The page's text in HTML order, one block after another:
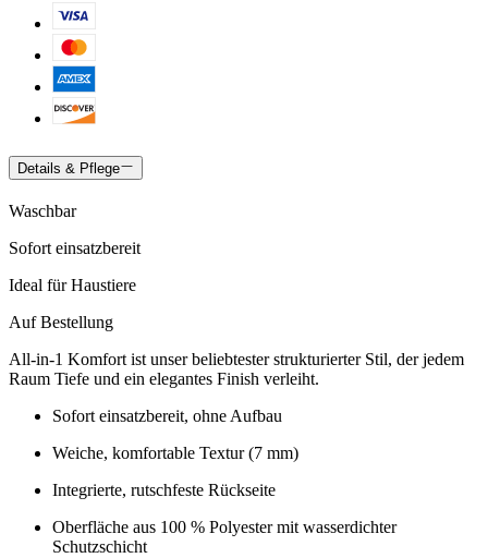
Details & Pflege
Waschbar
Sofort einsatzbereit
Ideal für Haustiere
Auf Bestellung
All-in-1 Komfort ist unser beliebtester strukturierter Stil, der jedem
Raum Tiefe und ein elegantes Finish verleiht.
Sofort einsatzbereit, ohne Aufbau
Weiche, komfortable Textur (7 mm)
Integrierte, rutschfeste Rückseite
Oberfläche aus 100 % Polyester mit wasserdichter
Schutzschicht